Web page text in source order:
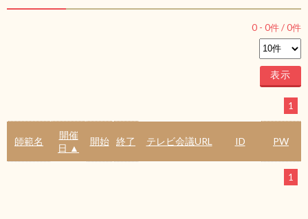
0 - 0件 /0件
1
師範名
開催
日 ▲
開始 終了 テレビ会議URL ID PW
1